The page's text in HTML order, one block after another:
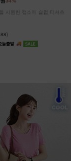
시원한 캡소매 슬럽 티셔츠